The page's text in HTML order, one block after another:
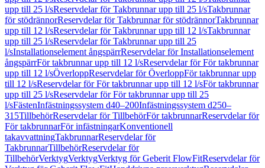
upp till 25 l/sReservdelar för Takbrunnar upp till 25 l/sTakbrunnar
för stödrännorReservdelar för Takbrunnar för stödrännorTakbrunnar
upp till 12 l/sReservdelar för Takbrunnar upp till 12 l/sTakbrunnar
upp till 25 l/sReservdelar för Takbrunnar upp till 25
l/sInstallationselement ångspärrReservdelar för Installationselement
ångspärrFör takbrunnar upp till 12 l/sReservdelar för För takbrunnar
upp till 12 l/sÖverloppReservdelar för ÖverloppFör takbrunnar upp
till 12 l/sReservdelar för För takbrunnar upp till 12 l/sFör takbrunnar
upp till 25 l/sReservdelar för För takbrunnar upp till 25
l/sFästenInfästningssystem d40–200Infästningssystem d250–
315TillbehörReservdelar för TillbehörFör takbrunnarReservdelar för
För takbrunnarFör infästningarKonventionell
takavvattningTakbrunnarReservdelar för
TakbrunnarTillbehörReservdelar för
TillbehörVerktygVerktygVerktyg för Geberit FlowFitReservdelar för